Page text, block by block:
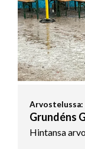
Arvostelussa:
Grundéns
Hintansa